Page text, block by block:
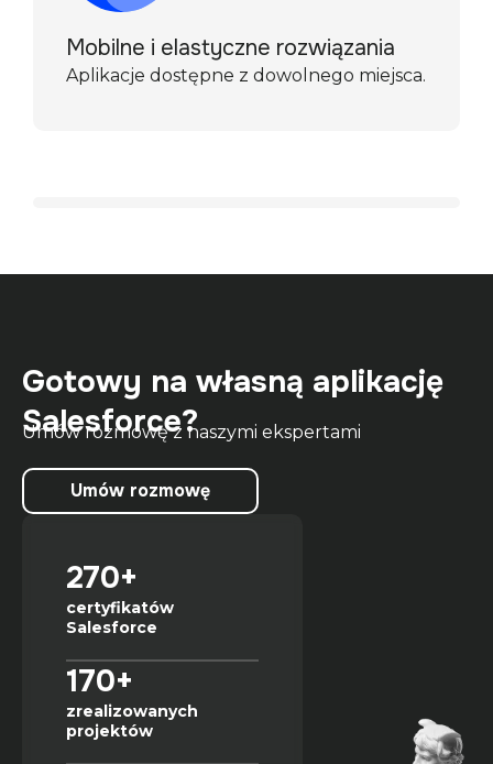
Mobilne i elastyczne rozwiązania
Aplikacje dostępne z dowolnego miejsca.
Gotowy na własną aplikację
Salesforce?
Umów rozmowę z naszymi ekspertami
Umów rozmowę
270+
certyfikatów
Salesforce
170+
zrealizowanych
projektów